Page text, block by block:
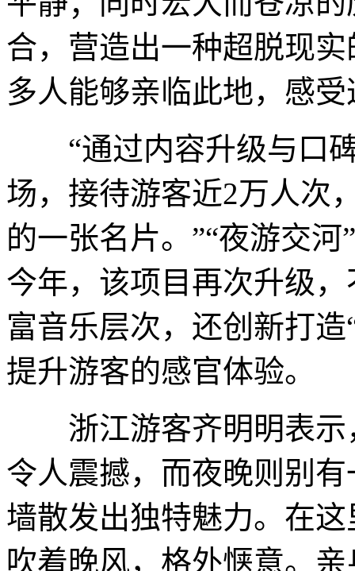
合，营造出一种超脱现
多人能够亲临此地，感
“通过内容升级与口碑
场，接待游客近2万人次
的一张名片。”“夜游交
今年，该项目再次升级
富音乐层次，还创新打
提升游客的感官体验。
浙江游客齐明明表示
令人震撼，而夜晚则别
墙散发出独特魅力。在
吹着晚风，格外惬意。